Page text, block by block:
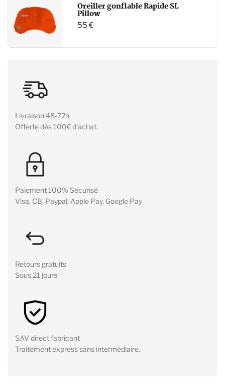
Oreiller gonflable Rapide SL
Pillow
55 €
Livraison 48-72h
Offerte dès 100€ d'achat.
Paiement 100% Sécurisé
Visa, CB, Paypal, Apple Pay, Google Pay
Retours gratuits
Sous 21 jours
SAV direct fabricant
Traitement express sans intermédiaire.